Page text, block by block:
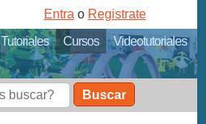
Tutoriales Cursos
Videotutoriales
Entra o Registrate
Buscar